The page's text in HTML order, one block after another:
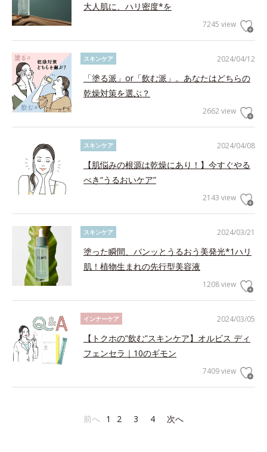
大人肌に、ハリ密度*を
7245 view
2024/04/12
スキンケア
「塗る派」or「飲む派」。あなたはどちらの
乾燥対策を選ぶ？
2662 view
2024/04/08
スキンケア
【肌悩みの根源は乾燥にあり！】今すぐやる
べき“うるおいケア”
2143 view
2024/03/21
スキンケア
塗った瞬間、パンッとうるおう美発光*1ハリ
肌！植物生まれの先行型美容液
1208 view
2024/03/05
インナーケア
【トクホの”飲む”スキンケア】オルビス ディ
フェンセラ｜10のギモン
7409 view
前へ 1 2 3 4 次へ